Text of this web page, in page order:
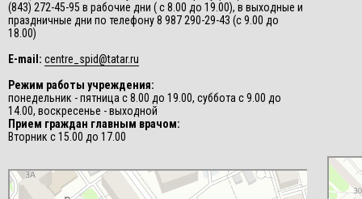
(843) 272-45-95 в рабочие дни ( с 8.00 до 19.00), в выходные и
праздничные дни по телефону 8 987 290-29-43 (с 9.00 до
18.00)
E-mail: centre_spid@tatar.ru
Режим работы учреждения:
понедельник - пятница с 8.00 до 19.00, суббота с 9.00 до
14.00, воскресенье - выходной
Прием граждан главным врачом:
Вторник с 15.00 до 17.00
Республиканский центр по профилактике и борьбе со СПИД и
инфекционными заболеваниями
Центр профилактики СПИДа в Казани
СПИД-
Центр